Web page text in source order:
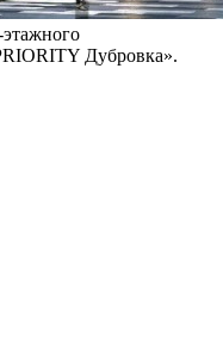
Дубровка».